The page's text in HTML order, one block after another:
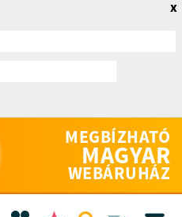
x
MEGBÍZHATÓ
MAGYAR
WEBÁRUHÁZ